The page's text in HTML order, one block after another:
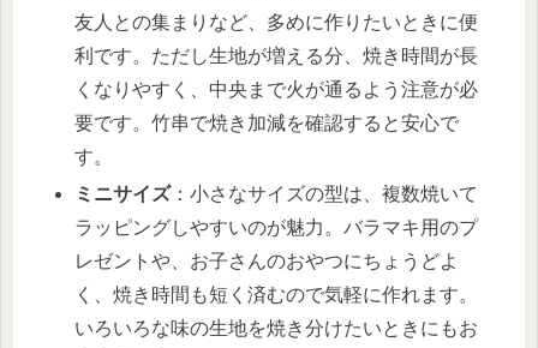
友人との集まりなど、多めに作りたいときに便
利です。ただし生地が増える分、焼き時間が長
くなりやすく、中央まで火が通るよう注意が必
要です。竹串で焼き加減を確認すると安心で
す。
ミニサイズ：小さなサイズの型は、複数焼いて
ラッピングしやすいのが魅力。バラマキ用のプ
レゼントや、お子さんのおやつにちょうどよ
く、焼き時間も短く済むので気軽に作れます。
いろいろな味の生地を焼き分けたいときにもお